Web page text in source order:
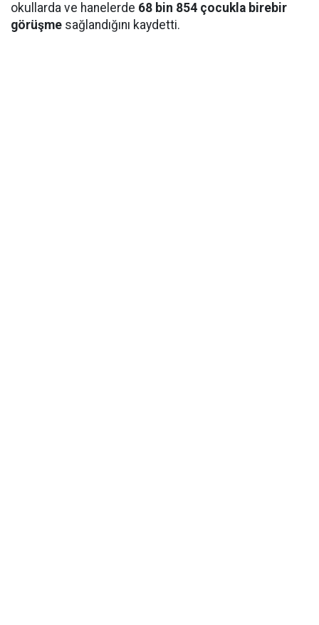
okullarda ve hanelerde 68 bin 854 çocukla birebir
görüşme sağlandığını kaydetti.